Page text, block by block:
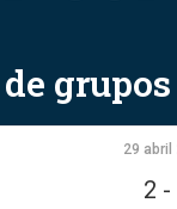
29 abril
2 -